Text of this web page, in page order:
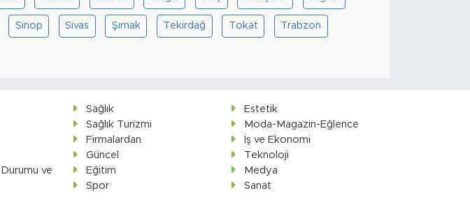
Sinop Sivas Şırnak Tekirdağ Tokat Trabzon
ve
Sağlık
Estetik
Sağlık Turizmi
Moda-Magazin-Eğlence
Firmalardan
İş ve Ekonomi
Güncel
Teknoloji
Eğitim
Medya
Spor
Sanat